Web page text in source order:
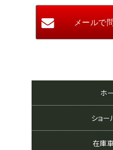
ホ
ショー
在庫